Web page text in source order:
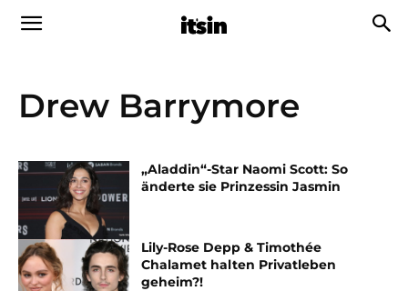
Drew Barrymore
„Aladdin“-Star Naomi Scott: So
änderte sie Prinzessin Jasmin
Lily-Rose Depp & Timothée
Chalamet halten Privatleben
geheim?!